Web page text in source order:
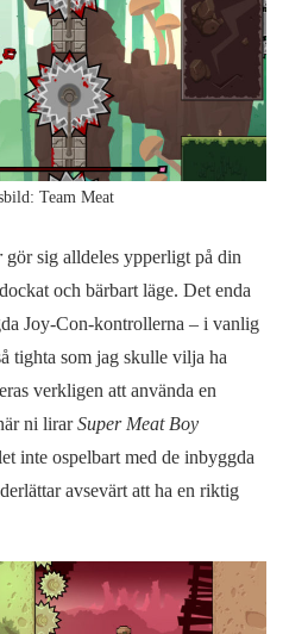
Team Meat
gör sig alldeles ypperligt på din
och bärbart läge. Det enda
Joy-Con-kontrollerna – i vanlig
tighta som jag skulle vilja ha
verkligen att använda en
ni lirarSuper Meat Boy
inte ospelbart med de inbyggda
avsevärt att ha en riktig